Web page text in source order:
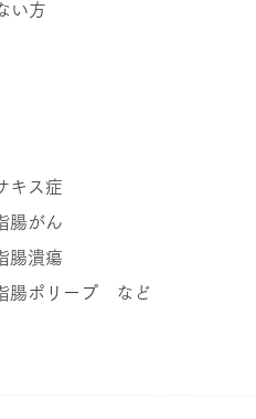
い方
キス症
腸がん
腸潰瘍
腸ポリープ など